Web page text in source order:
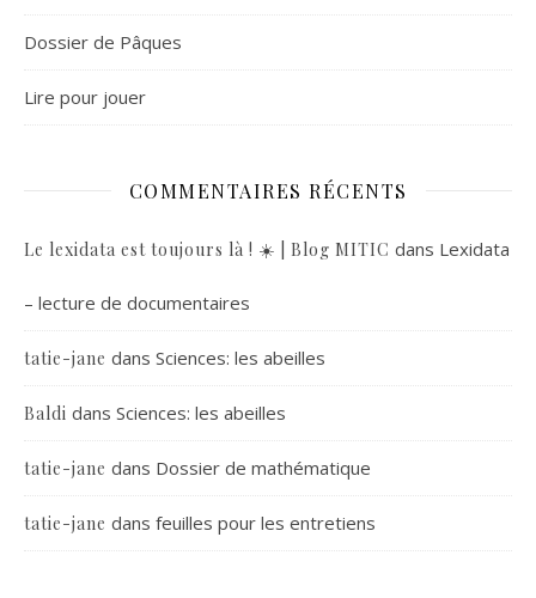
Dossier de Pâques
Lire pour jouer
COMMENTAIRES RÉCENTS
Le lexidata est toujours là ! ☀️ | Blog MITIC dans Lexidata
– lecture de documentaires
tatie-jane dans Sciences: les abeilles
Baldi dans Sciences: les abeilles
tatie-jane dans Dossier de mathématique
tatie-jane dans feuilles pour les entretiens